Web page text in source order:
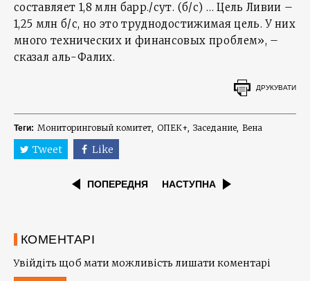
составляет 1,8 млн барр./сут. (б/с) … Цель Ливии –
1,25 млн б/с, но это труднодостижимая цель. У них
много технических и финансовых проблем», –
сказал аль-Фалих.
ДРУКУВАТИ
Теги: Мониторинговый комитет ОПЕК+ Заседание Вена
Tweet Like
ПОПЕРЕДНЯ НАСТУПНА
КОМЕНТАРІ
Увійдіть щоб мати можливість лишати коментарі